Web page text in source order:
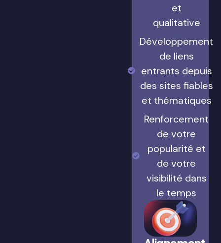
et
qualitative
Développement
de liens
entrants depuis
des sites fiables
et thématiques
Renforcement
de votre
popularité et
de votre
visibilité dans
le temps